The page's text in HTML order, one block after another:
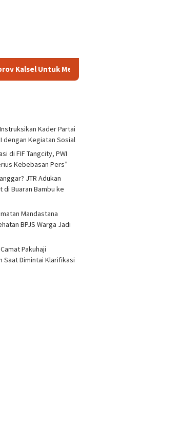
Kelembagaan dan Peningkatan
Kader Partai
dengan Kegiatan Sosial
di FIF Tangcity, PWI
Kebebasan Pers”
JTR Adukan
Buaran Bambu ke
Mandastana
BPJS Warga Jadi
Pakuhaji
Saat Dimintai Klarifikasi